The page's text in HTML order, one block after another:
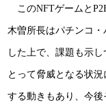
このNFTゲームと
木曽所長はパチンコ
した上で、課題も示
とって脅威となる状
する動きもあり、今